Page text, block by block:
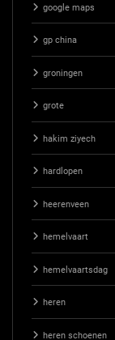
google maps
gp china
groningen
grote
hakim ziyech
hardlopen
heerenveen
hemelvaart
hemelvaartsdag
heren
heren schoenen